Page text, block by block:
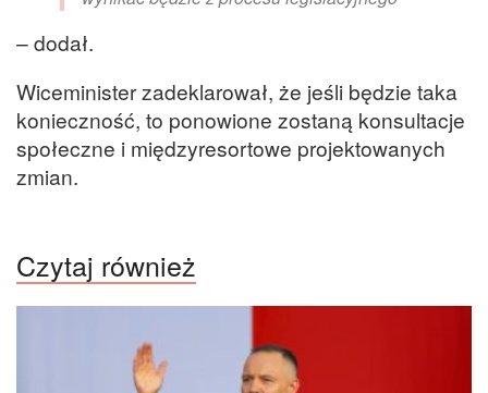
– dodał.
Wiceminister zadeklarował, że jeśli będzie taka
konieczność, to ponowione zostaną konsultacje
społeczne i międzyresortowe projektowanych
zmian.
Czytaj również